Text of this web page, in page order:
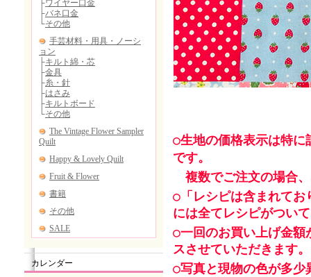
カレンダー
○生地の価格表示は特に
です。
複数でご注文の場合
○「レシピは含まれてお
には全てレシピがつい
○一回のお買い上げ金
スさせていただきます。
○写真と現物の色が多少